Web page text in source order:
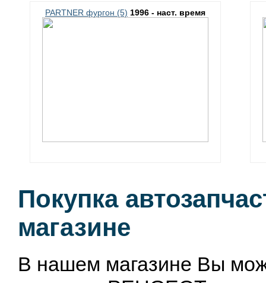
PARTNER фургон (5) 1996 - наст. время
Покупка
магазине
В нашем магазине Вы